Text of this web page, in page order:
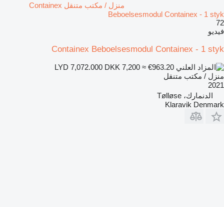
منزل / مكتب متنقل Containex
Beboelsesmodul Containex - 1 styk
72
فيديو
Containex Beboelsesmodul Containex - 1 styk
DKK 7,200 ≈ €963.20
منزل / مكتب متنقل
2021
الدنمارك، Tølløse
Klaravik Denmark